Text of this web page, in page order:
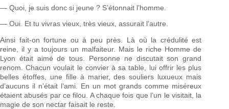
— Quoi, je suis donc si jeune ? S’étonnait l’homme.
— Oui. Et tu vivras vieux, très vieux, assurait l’autre.
Ainsi fait-on fortune ou à peu près. Là où la crédulité est
reine, il y a toujours un malfaiteur. Mais le riche Homme de
Lyon était aimé de tous. Personne ne discutait son grand
renom. Chacun voulait le convier à sa table, lui offrir les plus
belles étoffes, une fille à marier, des souliers luxueux mais
d’aucuns il n’était l’ami. En un mot grands comme miséreux
étaient abusés par ce filou. A chaque fois que l’un le visitait, la
magie de son nectar faisait le reste.